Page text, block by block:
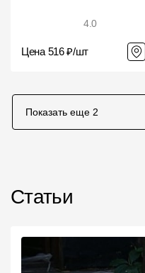
4.0
Цена 516 ₽/шт
Показать еще 2
Статьи